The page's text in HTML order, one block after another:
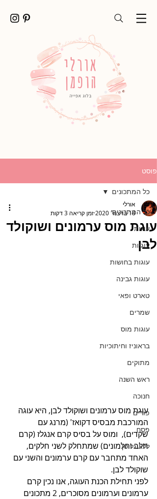
פוסט
כל המתכונים
עוגות
עוגיות
עוגות בחושות
עוגות גבינה
טארט ופאי
שמרים
עוגות מוס
בראוניז וחיתוכיות
מתוקים
ראש השנה
חנוכה
פורים
פסח
ללא גלוטן
כל המתכונים
עוגת מוס ערמונים ושוקולד
לבן
אורלי
18 בדצמ׳ 2020
זמן קריאה 3 דקות
עוגת מוס ערמונים ושוקולד לבן, היא עוגה
המורכבת מבסיס דקואז' (מרנג עם
שקדים),  ומוס על בסיס קרם אנגלז (קרם
חלב וחלמונים) שמתחלק לשני חלקים,
האחד מתחבר עם קרם ערמונים והשני עם
שוקולד לבן.
לפני תחילת הכנת העוגה, אנו נכין קרם
ערמונים וערמונים מסוכרים, 2 מתכונים